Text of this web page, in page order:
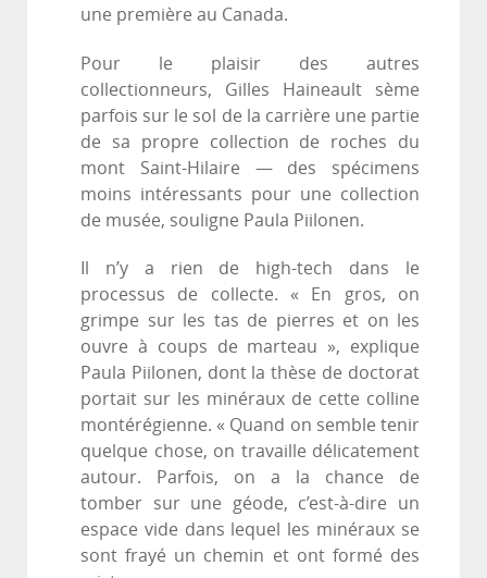
une première au Canada.
Pour le plaisir des autres
collectionneurs, Gilles Haineault sème
parfois sur le sol de la carrière une partie
de sa propre collection de roches du
mont Saint-Hilaire — des spécimens
moins intéressants pour une collection
de musée, souligne Paula Piilonen.
Il n’y a rien de high-tech dans le
processus de collecte. « En gros, on
grimpe sur les tas de pierres et on les
ouvre à coups de marteau », explique
Paula Piilonen, dont la thèse de doctorat
portait sur les minéraux de cette colline
montérégienne. « Quand on semble tenir
quelque chose, on travaille délicatement
autour. Parfois, on a la chance de
tomber sur une géode, c’est-à-dire un
espace vide dans lequel les minéraux se
sont frayé un chemin et ont formé des